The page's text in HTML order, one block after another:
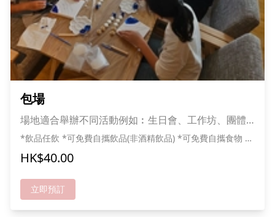
包場
場地適合舉辦不同活動例如︰生日會、工作坊、團體
訓練、求婚、攝影活動等(包場服務需以兩小時起計算)
*飲品任飲 *可免費自攜飲品(非酒精飲品) *可免費自攜食物 *
提供美食到會預訂服務 *免切餅費 *設有工作坊參加 *提供場
地佈置服務 *免費無線網絡上網 / Free Wifi *免費借Board
HK$40.00
立即預訂